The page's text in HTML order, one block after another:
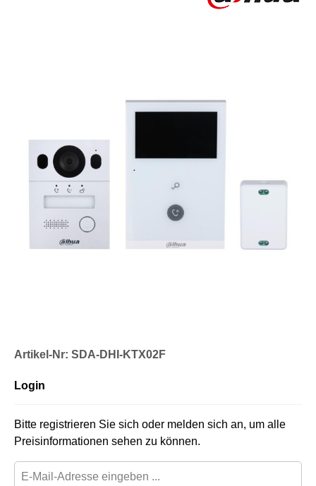
Artikel-Nr: SDA-DHI-KTX02F
Login
Bitte registrieren Sie sich oder melden sich an, um alle
Preisinformationen sehen zu können.